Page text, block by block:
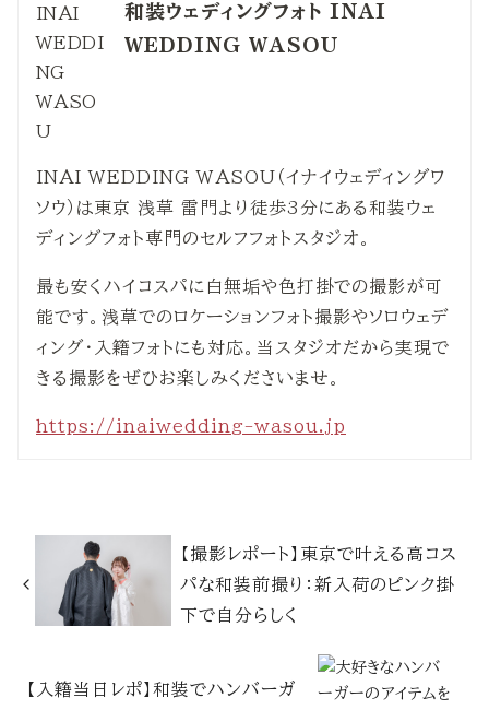
和装ウェディングフォト INAI
WEDDING WASOU
INAI WEDDING WASOU（イナイウェディングワ
ソウ）は東京 浅草 雷門より徒歩3分にある和装ウェ
ディングフォト専門のセルフフォトスタジオ。
最も安くハイコスパに白無垢や色打掛での撮影が可
能です。浅草でのロケーションフォト撮影やソロウェデ
ィング・入籍フォトにも対応。当スタジオだから実現で
きる撮影をぜひお楽しみくださいませ。
https://inaiwedding-wasou.jp
【撮影レポート】東京で叶える高コス
パな和装前撮り：新入荷のピンク掛
下で自分らしく
【入籍当日レポ】和装でハンバーガ